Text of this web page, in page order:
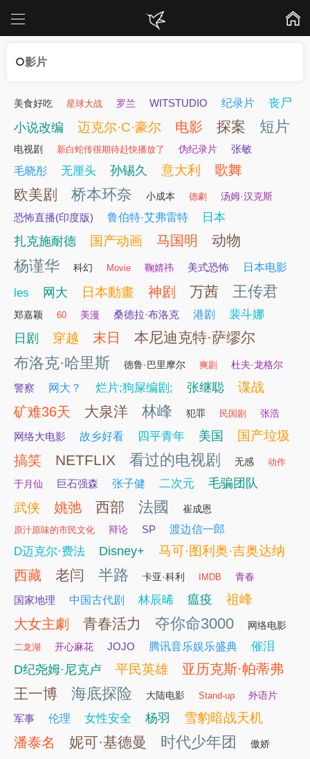
影片
美食好吃 星球大战 罗兰 WITSTUDIO 纪录片 丧尸
小说改编 迈克尔·C·豪尔 电影 探案 短片
电视剧 新白蛇传很期待赶快播放了 伪纪录片
张敏
毛晓彤
无厘头 孙锡久 意大利 歌舞
欧美剧 桥本环奈 小成本 德劇 汤姆·汉克斯
恐怖直播(印度版) 鲁伯特·艾弗雷特 日本
扎克施耐德 国产动画 马国明 动物
杨谨华 科幻 Movie 鞠婧祎 美式恐怖 日本电影
les 网大 日本動畫 神剧 万茜 王传君
郑嘉颖 60 美漫 桑德拉·布洛克 港剧 裴斗娜
日剧 穿越 末日 本尼迪克特·萨缪尔
布洛克·哈里斯 德鲁·巴里摩尔 爽剧 杜夫·龙格尔
警察 网大？ 烂片;狗屎编剧; 张继聪 谍战
矿难36天 大泉洋 林峰 犯罪 民国剧 张浩
网络大电影 故乡好看 四平青年 美国 国产垃圾
搞笑 NETFLIX 看过的电视剧 无感 动作
于月仙 巨石强森 张子健 二次元 毛骗团队
武侠 姚弛 西部 法國 崔成恩
原汁原味的市民文化 辩论 SP 渡边信一郎
D迈克尔·费法 Disney+ 马可·图利奥·吉奥达纳
西藏 老闫 半路 卡亚·科利 IMDB 青春
国家地理 中国古代剧 林辰晞 瘟疫 祖峰
大女主劇 青春活力 夺你命3000 网络电影
二龙湖 开心麻花 JOJO 腾讯音乐娱乐盛典 催泪
D纪尧姆·尼克卢 平民英雄 亚历克斯·帕蒂弗
王一博 海底探险 大陆电影 Stand-up 外语片
军事 伦理 女性安全 杨羽 雪豹暗战天机
潘泰名 妮可·基德曼 时代少年团 傲娇